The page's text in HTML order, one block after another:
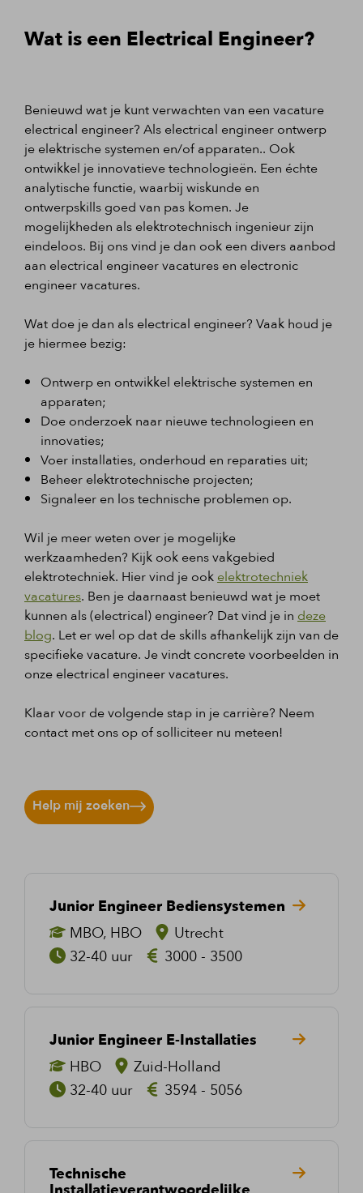
Wat is een Electrical Engineer?
Benieuwd wat je kunt verwachten van een vacature
electrical engineer? Als electrical engineer ontwerp
je elektrische systemen en/of apparaten.. Ook
ontwikkel je innovatieve technologieën. Een échte
analytische functie, waarbij wiskunde en
ontwerpskills goed van pas komen. Je
mogelijkheden als elektrotechnisch ingenieur zijn
eindeloos. Bij ons vind je dan ook een divers aanbod
aan electrical engineer vacatures en electronic
engineer vacatures.
Wat doe je dan als electrical engineer? Vaak houd je
je hiermee bezig:
Ontwerp en ontwikkel elektrische systemen en
apparaten;
Doe onderzoek naar nieuwe technologieen en
innovaties;
Voer installaties, onderhoud en reparaties uit;
Beheer elektrotechnische projecten;
Signaleer en los technische problemen op.
Wil je meer weten over je mogelijke
werkzaamheden? Kijk ook eens vakgebied
elektrotechniek. Hier vind je ookelektrotechniek
vacatures. Ben je daarnaast benieuwd wat je moet
kunnen als (electrical) engineer? Dat vind je in deze
blog. Let er wel op dat de skills afhankelijk zijn van de
specifieke vacature. Je vindt concrete voorbeelden in
onze electrical engineer vacatures.
Klaar voor de volgende stap in je carrière? Neem
contact met ons op of solliciteer nu meteen!
Help mij zoeken
Junior Engineer Bediensystemen
MBO, HBO
Utrecht
32-40 uur
3000 - 3500
Junior Engineer E-Installaties
HBO
Zuid-Holland
32-40 uur
3594 - 5056
Technische